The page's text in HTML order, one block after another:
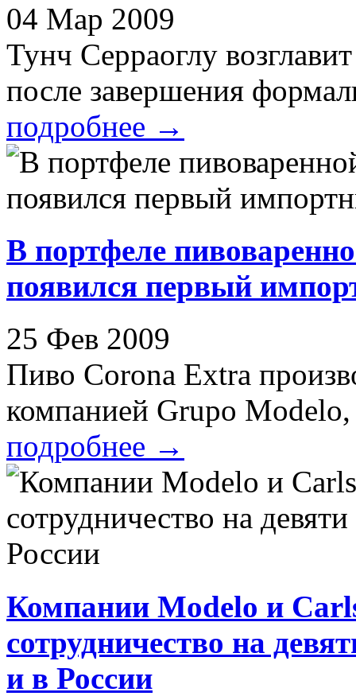
04 Мар 2009
Тунч Серраоглу
после завершения
подробнее →
В портфеле
появился первый
25 Фев 2009
Пиво Corona Extra
компанией Grupo Modelo,
подробнее →
Компании Modelo и
сотрудничество на
и в России